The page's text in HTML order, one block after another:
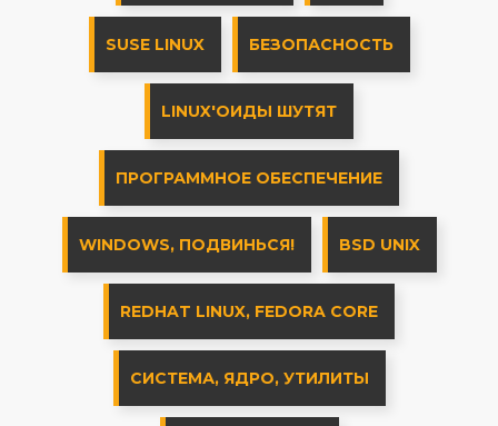
SUSE LINUX БЕЗОПАСНОСТЬ
LINUX'ОИДЫ ШУТЯТ
ПРОГРАММНОЕ ОБЕСПЕЧЕНИЕ
WINDOWS, ПОДВИНЬСЯ! BSD UNIX
REDHAT LINUX, FEDORA CORE
СИСТЕМА, ЯДРО, УТИЛИТЫ